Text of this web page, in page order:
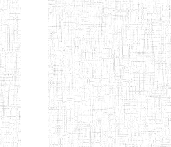
Chercher:
Effacer les filtres
Denomination
Type